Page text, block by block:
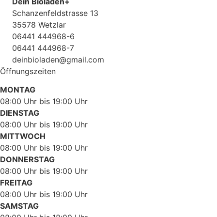
Schanzenfeldstrasse 13
35578 Wetzlar
06441 444968-6
06441 444968-7
deinbioladen@gmail.com
Öffnungszeiten
MONTAG
08:00 Uhr bis 19:00 Uhr
DIENSTAG
08:00 Uhr bis 19:00 Uhr
MITTWOCH
08:00 Uhr bis 19:00 Uhr
DONNERSTAG
08:00 Uhr bis 19:00 Uhr
FREITAG
08:00 Uhr bis 19:00 Uhr
SAMSTAG